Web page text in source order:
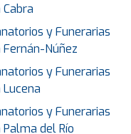
Cabra
y Funerarias
Fernán-Núñez
y Funerarias
Lucena
y Funerarias
Palma del Río